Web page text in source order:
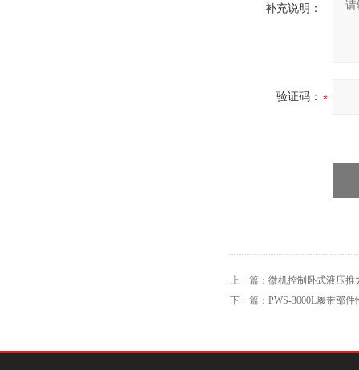
补充说明：
验证码：
上一篇： 微机控制卧式液压推
下一篇： PWS-3000L履带部